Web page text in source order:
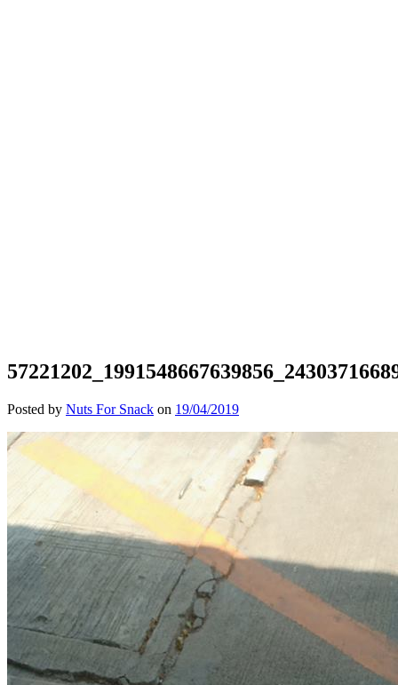
Posted by Nuts For Snack on 19/04/2019